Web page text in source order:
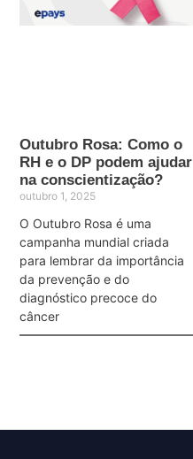
Outubro Rosa: Como o
RH e o DP podem ajudar
na conscientização?
outubro 1, 2025
O Outubro Rosa é uma
campanha mundial criada
para lembrar da importância
da prevenção e do
diagnóstico precoce do
câncer